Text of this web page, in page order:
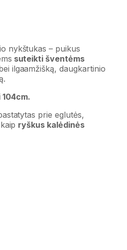
nykštukas – puikus
suteikti šventėms
ilgaamžišką, daugkartinio
prie eglutės,
ryškus kalėdinės